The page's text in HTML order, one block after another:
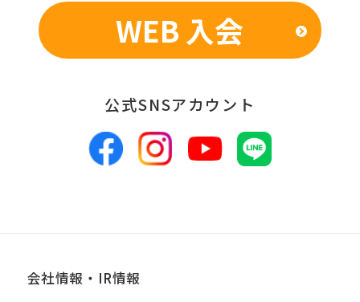
■個人情報の管理
当社は、お客様からお預かりした個人情
ざん、紛失等がないよう適正な管理に努
めます。当社において安全管理のために
講じている措置の内容については、本プ
■個人情報の開示
WEB 入会
公式SNSアカウント
会社情報・IR情報